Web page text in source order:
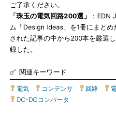
ご了承ください。
「珠玉の電気回路200選」
：EDN
ム「Design Ideas」を1冊にまと
された記事の中から200本を厳選
録した。
関連キーワード
電気 コンデンサ 回路
DC-DCコンバータ